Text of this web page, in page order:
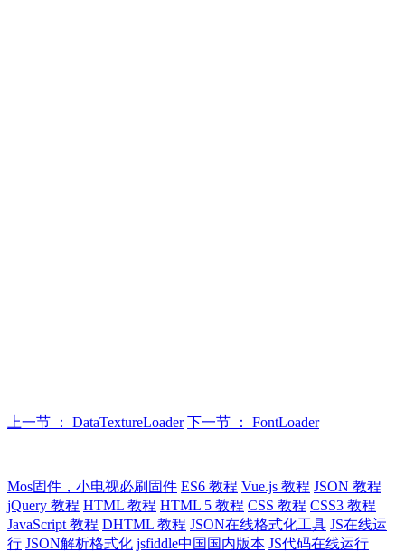
上一节 ： DataTextureLoader 下一节 ： FontLoader
Mos固件，小电视必刷固件 ES6 教程 Vue.js 教程 JSON 教程
jQuery 教程 HTML 教程 HTML 5 教程 CSS 教程 CSS3 教程
JavaScript 教程 DHTML 教程 JSON在线格式化工具 JS在线运
行 JSON解析格式化 jsfiddle中国国内版本 JS代码在线运行